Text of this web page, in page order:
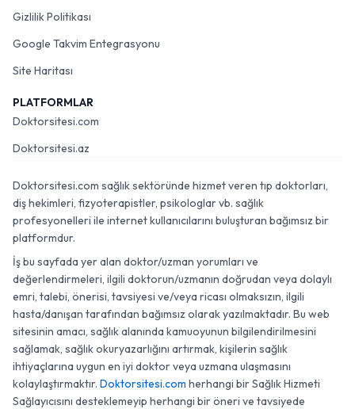
Gizlilik Politikası
Google Takvim Entegrasyonu
Site Haritası
PLATFORMLAR
Doktorsitesi.com
Doktorsitesi.az
Doktorsitesi.com sağlık sektöründe hizmet veren tıp doktorları,
diş hekimleri, fizyoterapistler, psikologlar vb. sağlık
profesyonelleri ile internet kullanıcılarını buluşturan bağımsız bir
platformdur.
İş bu sayfada yer alan doktor/uzman yorumları ve
değerlendirmeleri, ilgili doktorun/uzmanın doğrudan veya dolaylı
emri, talebi, önerisi, tavsiyesi ve/veya ricası olmaksızın, ilgili
hasta/danışan tarafından bağımsız olarak yazılmaktadır. Bu web
sitesinin amacı, sağlık alanında kamuoyunun bilgilendirilmesini
sağlamak, sağlık okuryazarlığını artırmak, kişilerin sağlık
ihtiyaçlarına uygun en iyi doktor veya uzmana ulaşmasını
kolaylaştırmaktır. Doktorsitesi.com herhangi bir Sağlık Hizmeti
Sağlayıcısını desteklemeyip herhangi bir öneri ve tavsiyede